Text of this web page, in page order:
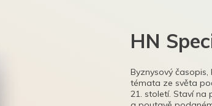
HN
Byznysový
témata ze světa
21. století. Staví na